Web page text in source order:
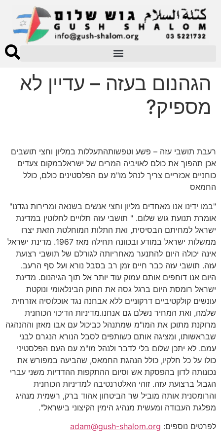
הגהנום בעזה – עדיין לא
מספיק?
רעבת תושבי עזה – פשע וטפשותהתעללות במליון וחצי תושבים
אכן תהפוך את כולם לאויביה המרים של ישראלבמקום צעדים
כוחניים אכזריים צריך לנהל מו"מ עם הפלסטינים כולם, כולל
החמאס
"במו ידינו אנו מאחדים מליון וחצי אנשים בשנאה ומרירות נגדנו"
אומרת תנועת גוש שלום. " תושבי עזה תלויים לחלוטין במדינת
ישראל למחיתם הבסיסית, ואת התלות המוחלטת הזאת יצרו
ממשלות ישראל במודע ובכוונה תחילה מאז 1967. מדינת ישראל
אינה יכולה היום להתנער מאחריותה לגורלם של תושבי רצועת
עזה. תושבי עזה כבר חיים זמן רב בסבל נורא ועל סף הרעב.
היום אנו דוחפים אותם עמוק עוד יותר אל תוך הגיהנום. מדינת
ישראל רומסת היום ברגל גסה את החוק הבינלאומי ונוקטת
עונשים קולקטיביים דרקוניים ללא אבחנה נגד אוכלוסיה אזרחית
שלמה, ואת המחיר נשלם גם אנחנו.מדיניות הדיכוי הכוחנית
מרוקנת מתוכן את המו"מ שמתנהל כביכול עם אבו מאזן וההנהגה
שבראשותו, ומציגה אותם כשותפים לסבל הנורא הנגרם לבני
עמם. לא יתכן שלום בלי לדבר ולנהל מו"מ עם העם הפלסטיני
כולו על כל חלקיו, כולל הנהגת החמאס, שהביעה במפורש את
נכונותה לדון בהפסקת אש וסיום ההתקפות ההדדיות משני עברי
הגבול ברצועת עזה. זוהי האלטרנטיבה למדיניות הכוחנית
והרומסנית אותה מוביל שר הביטחון אהוד ברק, רשמית מנהיג
מפלגת העבודה ומעשית מנהיג הימין הקיצוני בישראל".
לפרטים נוספים: adam@gush-shalom.org